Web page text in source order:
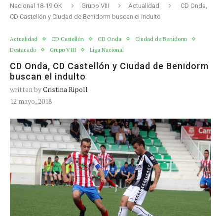
Nacional 18-19 OK
Grupo VIII Actualidad
CD Onda,
CD Castellón y Ciudad de Benidorm buscan el indulto
Actualidad CD Castellón CD Onda
Ciudad de Benidorm
Destacado
Grupo VIII Liga Nacional
CD Onda, CD Castellón y Ciudad de Benidorm
buscan el indulto
written byCristina Ripoll
12 mayo, 2018